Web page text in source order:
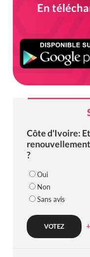
En
Côte d'Ivoire:
?
Oui
Non
Sans avis